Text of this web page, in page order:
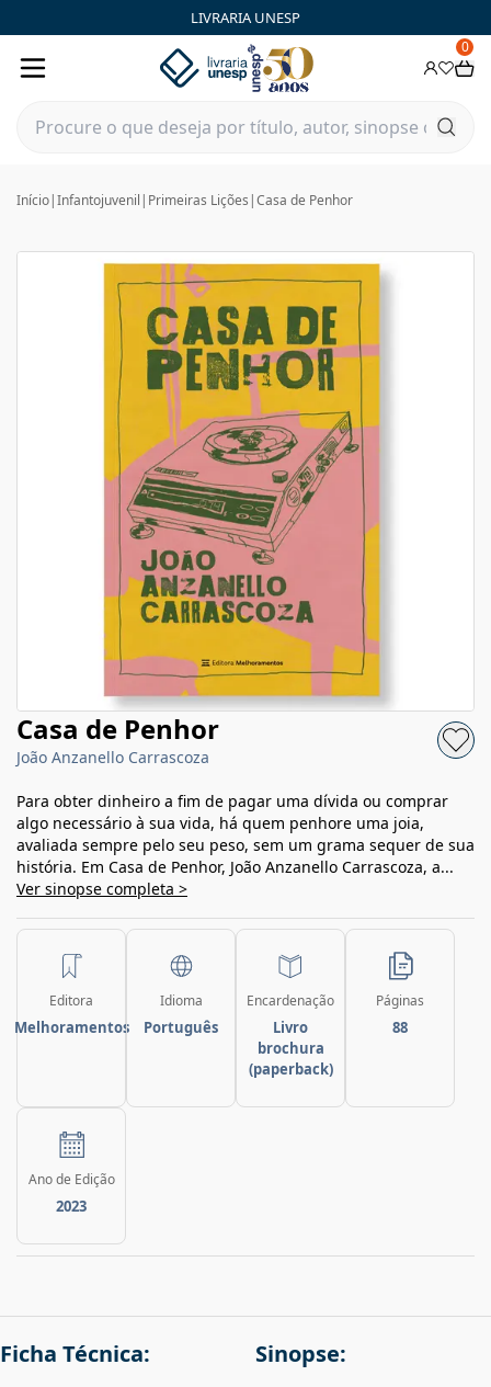
LIVRARIA UNESP
0
Início|Infantojuvenil | Primeiras Lições |Casa de Penhor
Casa de Penhor
João Anzanello Carrascoza
Para obter dinheiro a fim de pagar uma dívida ou comprar
algo necessário à sua vida, há quem penhore uma joia,
avaliada sempre pelo seu peso, sem um grama sequer de sua
história. Em Casa de Penhor, João Anzanello Carrascoza, a...
Ver sinopse completa >
Editora
Melhoramentos
Idioma
Português
Encardenação
Livro
brochura
(paperback)
Páginas
88
Ano de Edição
2023
Ficha Técnica: Sinopse: